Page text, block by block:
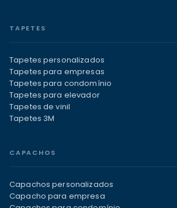
TAPETES
Tapetes personalizados
Tapetes para empresas
Tapetes para condomínio
Tapetes para elevador
Tapetes de vinil
Tapetes 3M
CAPACHOS
Capachos personalizados
Capacho para empresa